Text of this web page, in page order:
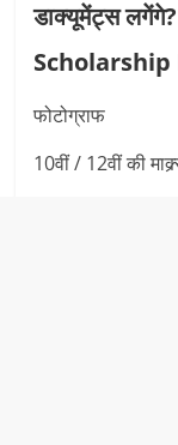
डाक्यूमेंट्स
फोटोग्राफ
10वीं / 12वीं की